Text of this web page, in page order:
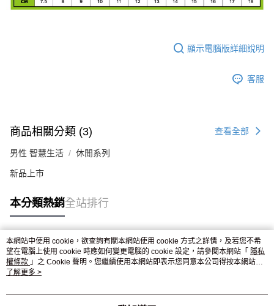
顯示電腦版詳細說明
客服
商品相關分類 (3) 查看全部
男性 智慧生活 休閒系列
新品上市
本分類熱銷全站排行
熱門標籤
本網站中使用 cookie，欲查詢有關本網站使用 cookie 方式之詳情，及若您不希
望在電腦上使用 cookie 時應如何變更電腦的 cookie 設定，請參閱本網站「 隱私
權條款 」之 Cookie 聲明。您繼續使用本網站即表示您同意本公司得按本網站使
用條款之 Cookie 聲明使用 cookie。
了解更多 >